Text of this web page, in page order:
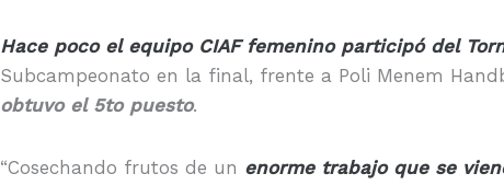
Hace poco el equipo CIAF femenino participó del
Subcampeonato en la final, frente a Poli Menem
obtuvo el 5to puesto.
“Cosechando frutos de un enorme trabajo que se